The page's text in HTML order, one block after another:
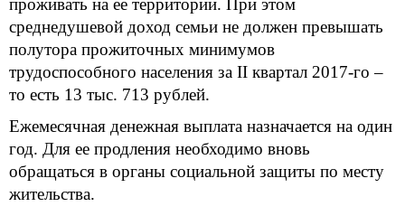
проживать на ее территории. При этом
среднедушевой доход семьи не должен превышать
полутора прожиточных минимумов
трудоспособного населения за II квартал 2017-го –
то есть 13 тыс. 713 рублей.
Ежемесячная денежная выплата назначается на один
год. Для ее продления необходимо вновь
обращаться в органы социальной защиты по месту
жительства.